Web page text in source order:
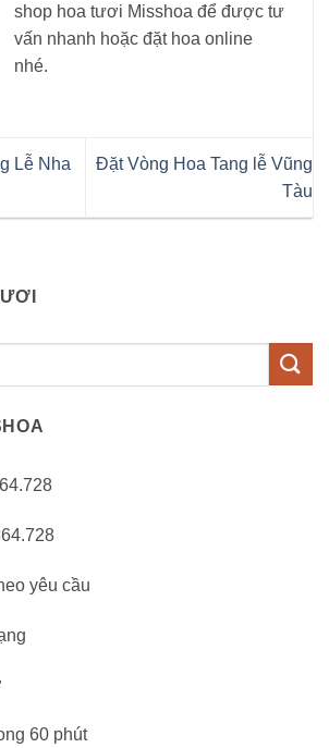
shop hoa tươi Misshoa để được tư
vấn nhanh hoặc đặt hoa online
nhé.
Lễ Nha
Đặt Vòng Hoa Tang lễ Vũng
Tàu
yêu cầu
60 phút